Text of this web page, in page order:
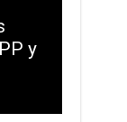
y